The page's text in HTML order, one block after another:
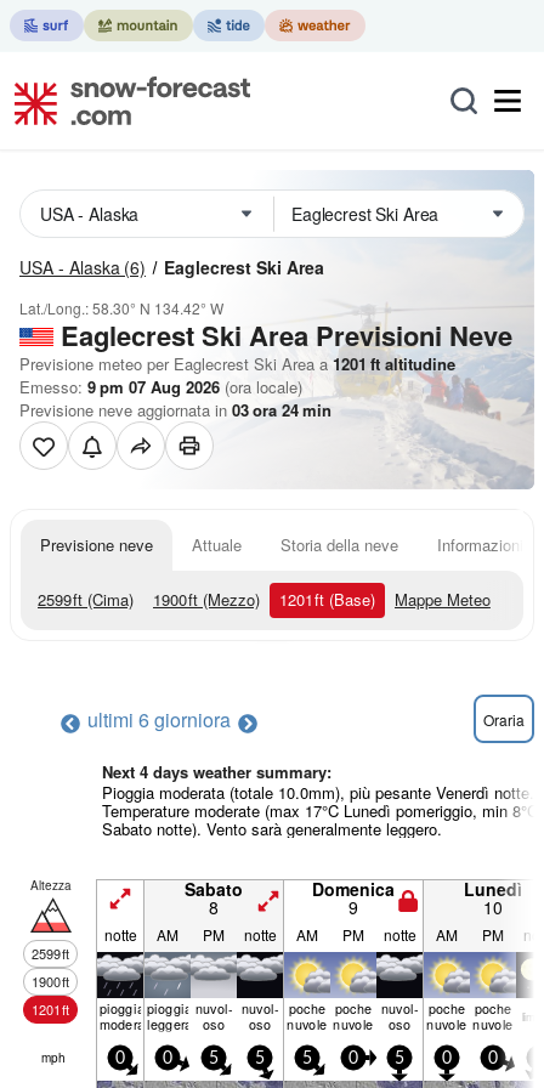
USA - Alaska (6) Eaglecrest Ski Area
Lat./Long.:58.30° N 134.42° W
Eaglecrest Ski Area Previsioni Neve
Previsione meteo per Eaglecrest Ski Area a 1201 ft altitudine
Emesso: 9 pm 07 Aug 2026 (ora locale)
Previsione neve aggiornata in 03ora 24min
Previsione neve Attuale Storia della neve Informazioni
2599ft (Cima) 1900ft (Mezzo) 1201ft (Base) Mappe Meteo
ultimi 6 giorniora Oraria
Next 4 days weather summary:
Pioggia moderata (totale 10.0mm), più pesante Venerdì notte.
Temperature moderate (max 17°C Lunedì pomeriggio, min 8°C
Sabato notte). Vento sarà generalmente leggero.
Altezza
2599ft
1900ft
1201ft
Sabato
8
Domenica
9
Lunedì
10
notte AM PM notte AM PM notte AM PM
pioggia
moderata
pioggia
leggera
nuvol-
oso
nuvol-
oso
poche
nuvole
poche
nuvole
nuvol-
oso
poche
nuvole
poche
nuvole
mph 0 0 5 5 5 0 5 0 0